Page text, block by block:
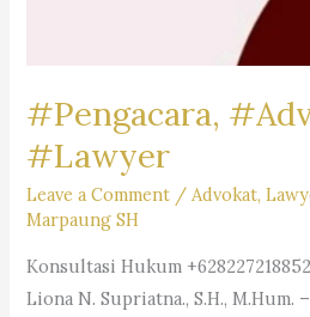
#Pengacara,
#Lawyer
Leave a Comment /Advokat,
Marpaung SH
Konsultasi Hukum
Liona N. Supriatna., S.H., M.Hum.